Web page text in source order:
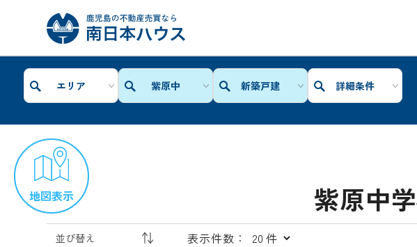
エリア 紫原中 新築戸建 詳細条件
地図表示 紫原中
表示件数：